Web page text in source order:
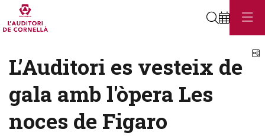
Cerca
L’Auditori es vesteix de
gala amb l'òpera Les
noces de Figaro